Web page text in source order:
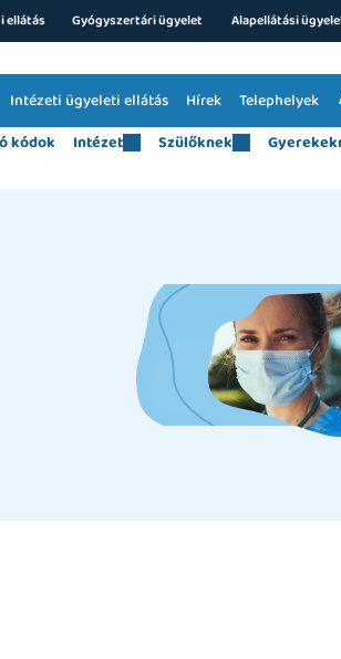
ellátás Gyógyszertári ügyelet Alapellátási
Intézeti ügyeleti ellátás Telephelyek
Hírek
kódok Intézet Szülőknek